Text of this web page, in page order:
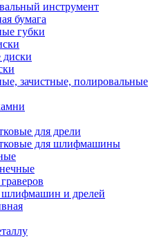
инструмент
бумага
губки
зачистные, полировальные
для дрели
для шлифмашины
шлифмашин и дрелей